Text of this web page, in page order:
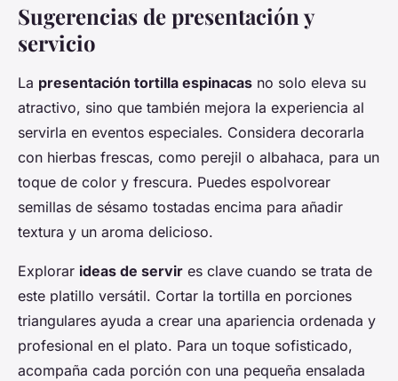
Sugerencias de presentación y
servicio
La presentación tortilla espinacas no solo eleva su
atractivo, sino que también mejora la experiencia al
servirla en eventos especiales. Considera decorarla
con hierbas frescas, como perejil o albahaca, para un
toque de color y frescura. Puedes espolvorear
semillas de sésamo tostadas encima para añadir
textura y un aroma delicioso.
Explorar ideas de servir es clave cuando se trata de
este platillo versátil. Cortar la tortilla en porciones
triangulares ayuda a crear una apariencia ordenada y
profesional en el plato. Para un toque sofisticado,
acompaña cada porción con una pequeña ensalada